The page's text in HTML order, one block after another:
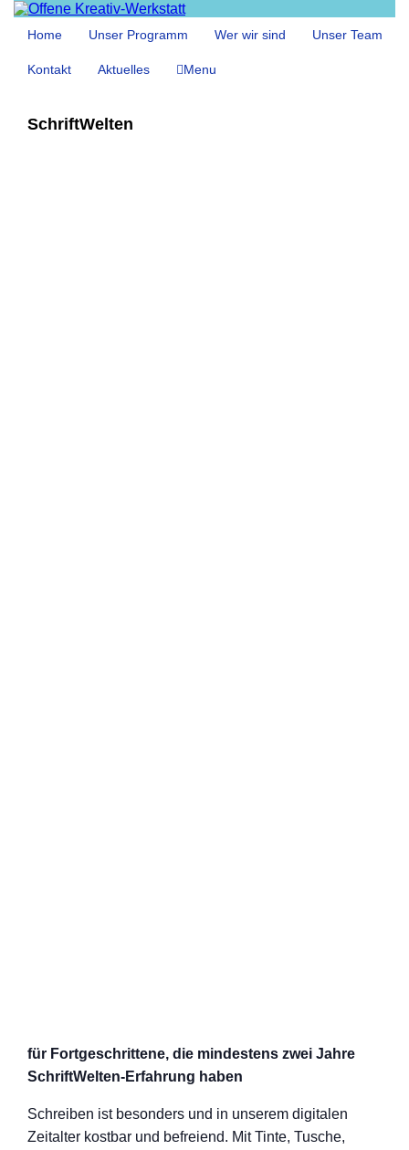
Home Unser Programm Wer wir sind Unser Team
Kontakt Aktuelles Menu
SchriftWelten
für Fortgeschrittene, die mindestens zwei Jahre
SchriftWelten-Erfahrung haben
Schreiben ist besonders und in unserem digitalen
Zeitalter kostbar und befreiend. Mit Tinte, Tusche,